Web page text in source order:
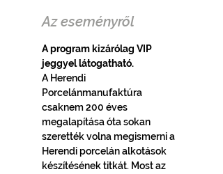
Az eseményről
A program kizárólag VIP
jeggyel látogatható.
A Herendi
Porcelánmanufaktúra
csaknem 200 éves
megalapítása óta sokan
szerették volna megismerni a
Herendi porcelán alkotások
készítésének titkát. Most az